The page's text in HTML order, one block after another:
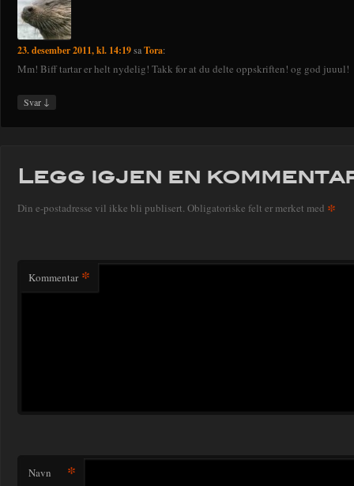
23. desember 2011, kl. 14:19saTora:
Mm! Biff tartar er helt nydelig! Takk for at du delte oppskriften! og god juuul!
Svar ↓
Legg igjen en
Din e-postadresse vil ikke bli publisert. Obligatoriske felt er merket med *
Kommentar *
Navn *